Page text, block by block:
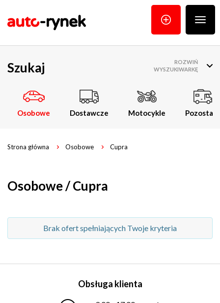
menu
Szukaj
Osobowe Dostawcze Motocykle Pozostałe
ROZWIŃ
WYSZUKIWARKĘ
Strona główna Osobowe Cupra
Osobowe / Cupra
Brak ofert spełniających Twoje kryteria
Obsługa klienta